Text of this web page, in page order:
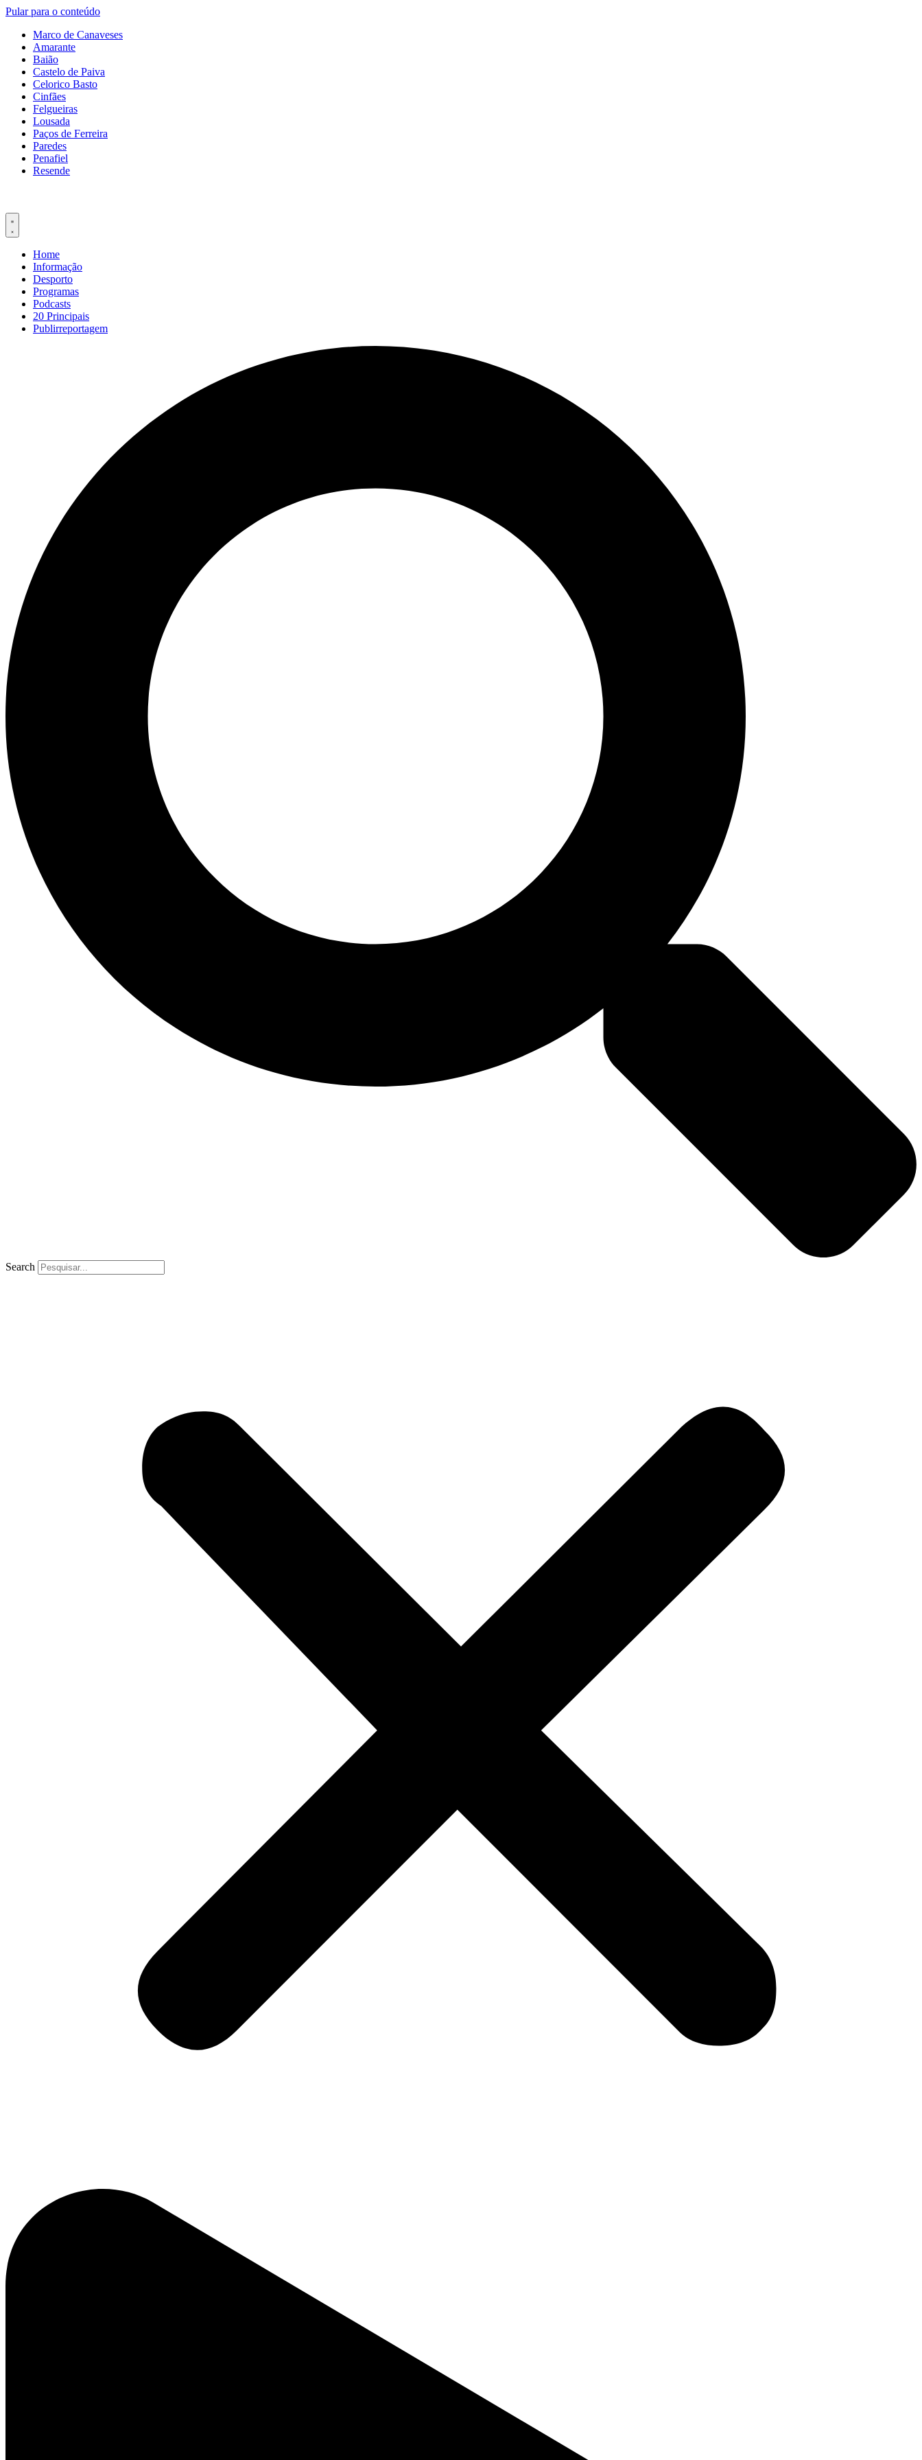
Pular para o conteúdo
Marco de Canaveses
Amarante
Baião
Castelo de Paiva
Celorico Basto
Cinfães
Felgueiras
Lousada
Paços de Ferreira
Paredes
Penafiel
Resende
Home
Informação
Desporto
Programas
Podcasts
20 Principais
Publirreportagem
Search